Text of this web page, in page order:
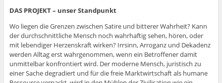
DAS PROJEKT – unser Standpunkt
Wo liegen die Grenzen zwischen Satire und bitterer Wahrheit? Kann
der durchschnittliche Mensch noch wahrhaftig sehen, hören, oder
mit lebendiger Herzenskraft wirken? Irrsinn, Arroganz und Dekadenz
werden Alltag erst wahrgenommen, wenn ein Betroffener damit
unmittelbar konfrontiert wird. Der moderne Mensch, juristisch zu
einer Sache degradiert und für die freie Marktwirtschaft als humane